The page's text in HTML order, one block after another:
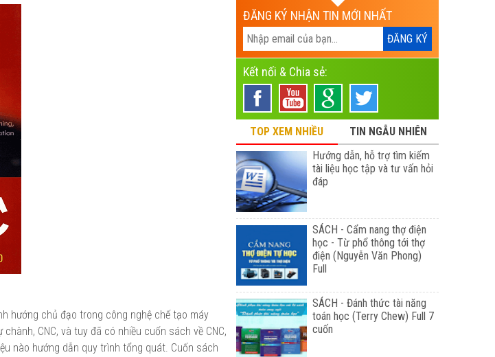
hướng chủ đạo trong công nghệ chế tạo máy
CNC, và tuy đã có nhiều cuốn sách về CNC,
nào hướng dẫn quy trình tổng quát. Cuốn sách
ĐĂNG KÝ NHẬN TIN MỚI NHẤT
Kết nối & Chia sẻ:
TOP XEM NHIỀU
TIN NGẪU NHIÊN
Hướng dẫn, hỗ trợ tìm kiếm
tài liệu học tập và tư vấn hỏi
đáp
SÁCH - Cẩm nang thợ điện
học - Từ phổ thông tới thợ
điện (Nguyễn Văn Phong)
Full
SÁCH - Đánh thức tài năng
toán học (Terry Chew) Full 7
cuốn